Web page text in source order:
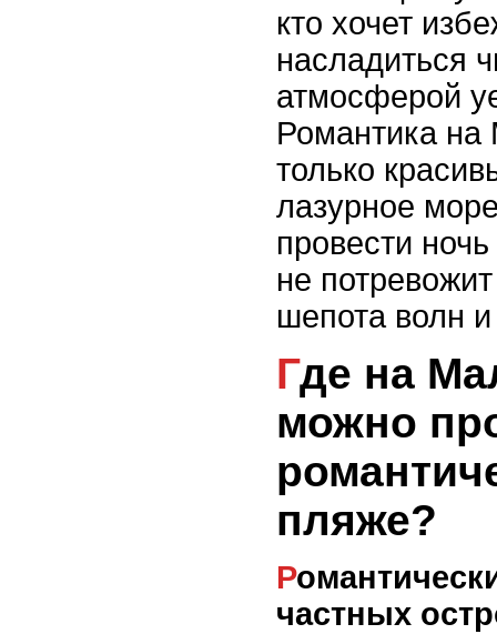
кто хочет
насладиться
атмосферой
Романтика на
только
лазурное
провести
не
шепота волн и
Где на Мальдивах
можно
пляже?
Романтические ужины на
частных